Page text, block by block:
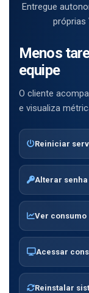
Entregue
próprias
Menos
equipe
O cliente
e visualiza
Reiniciar
Alterar senha
Ver consumo
Acessar
Reinstalar